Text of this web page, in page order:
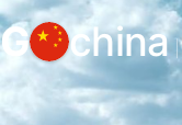
跳
至
主
要
G china